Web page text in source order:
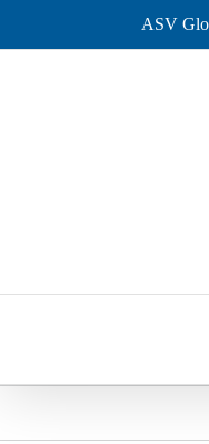
Inhalt
ASV